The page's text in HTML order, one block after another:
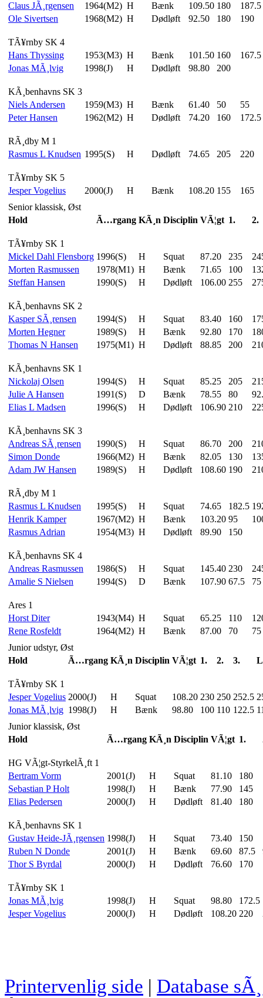
Claus JÃ¸rgensen
1964(M2) H Bænk 109.50 180
187.5
Ole Sivertsen
1968(M2) H Dødløft 92.50 180 190
TÃ¥rnby SK 4
Hans Thyssing
1953(M3) H Bænk 101.50 160
167.5
Jonas MÃ¸lvig
1998(J) H Dødløft 98.80 200
KÃ¸benhavns SK 3
Niels Andersen
1959(M3) H Bænk 61.40 50
55
Peter Hansen
1962(M2) H Dødløft 74.20 160 172.5
RÃ¸dby M 1
Rasmus L Knudsen 1995(S) H Dødløft 74.65 205 220
TÃ¥rnby SK 5
Jesper Vogelius
2000(J) H Bænk 108.20 155
165
Senior klassisk, Øst
Hold
Ã…rgang KÃ¸n Disciplin VÃ¦gt 1. 2.
TÃ¥rnby SK 1
Mickel Dahl Flensborg 1996(S) H Squat 87.20 235
Morten Rasmussen
1978(M1) H Bænk 71.65 100
Steffan Hansen
1990(S) H Dødløft 106.00 255
KÃ¸benhavns SK 2
Kasper SÃ¸rensen
1994(S) H Squat 83.40 160
Morten Hegner
1989(S) H Bænk 92.80 170
Thomas N Hansen
1975(M1) H Dødløft 88.85 200
KÃ¸benhavns SK 1
Nickolaj Olsen
1994(S) H Squat 85.25 205
Julie A Hansen
1991(S) D Bænk 78.55 80
Elias L Madsen
1996(S) H Dødløft 106.90 210
KÃ¸benhavns SK 3
Andreas SÃ¸rensen
1990(S) H Squat 86.70 200
Simon Donde
1966(M2) H Bænk 82.05 130
Adam JW Hansen
1989(S) H Dødløft 108.60 190
RÃ¸dby M 1
Rasmus L Knudsen
1995(S) H Squat 74.65 182.5
Henrik Kamper
1967(M2) H Bænk 103.20 95
Rasmus Adrian
1954(M3) H Dødløft 89.90 150
KÃ¸benhavns SK 4
Andreas Rasmussen
1986(S) H Squat 145.40 230
Amalie S Nielsen
1994(S) D Bænk 107.90 67.5 75
Ares 1
Horst Diter
1943(M4) H Squat 65.25 110
Rene Rosfeldt
1964(M2) H Bænk 87.00 70
75
Junior udstyr, Øst
Hold
Ã…rgang KÃ¸n Disciplin VÃ¦gt 1. 2. 3.
TÃ¥rnby SK 1
Jesper Vogelius 2000(J) H Squat 108.20 230 250 252.5
Jonas MÃ¸lvig 1998(J) H Bænk 98.80 100 110 122.5
Junior klassisk, Øst
Hold
Ã…rgang KÃ¸n Disciplin VÃ¦gt 1.
HG VÃ¦gt-StyrkelÃ¸ft 1
Bertram Vorm
2001(J) H Squat 81.10 180
Sebastian P Holt
1998(J) H Bænk 77.90 145
Elias Pedersen
2000(J) H Dødløft 81.40 180
KÃ¸benhavns SK 1
Gustav Heide-JÃ¸rgensen 1998(J) H Squat 73.40 150
Ruben N Donde
2001(J) H Bænk 69.60 87.5
Thor S Byrdal
2000(J) H Dødløft 76.60 170
TÃ¥rnby SK 1
Jonas MÃ¸lvig
1998(J) H Squat 98.80 172.5
Jesper Vogelius
2000(J) H Dødløft 108.20 220
Printervenlig side | Database